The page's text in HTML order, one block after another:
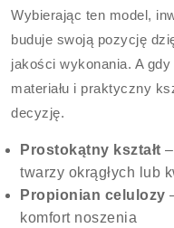
Wybierając ten model,
buduje swoją pozycję
jakości wykonania. A
materiału i praktyczny
decyzję.
Prostokątny kształt
twarzy okrągłych lub
Propionian celulozy
komfort noszenia